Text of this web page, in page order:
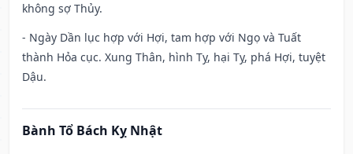
không sợ Thủy.
- Ngày Dần lục hợp với Hợi, tam hợp với Ngọ và Tuất
thành Hỏa cục. Xung Thân, hình Tỵ, hại Tỵ, phá Hợi, tuyệt
Dậu.
Bành Tổ Bách Kỵ Nhật